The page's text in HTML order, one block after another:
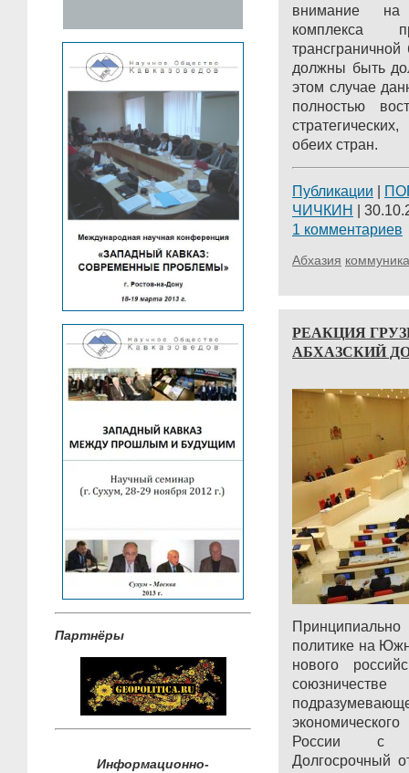
Партнёры
Информационно-
внимание на
комплекса
должны быть
этом случае
полностью
обеих стран.
Публикации
ЧИЧКИН
|
1 комментариев
Абхазия
РЕАКЦИЯ
АБХАЗСКИЙ
политике на
нового
России с
Долгосрочный